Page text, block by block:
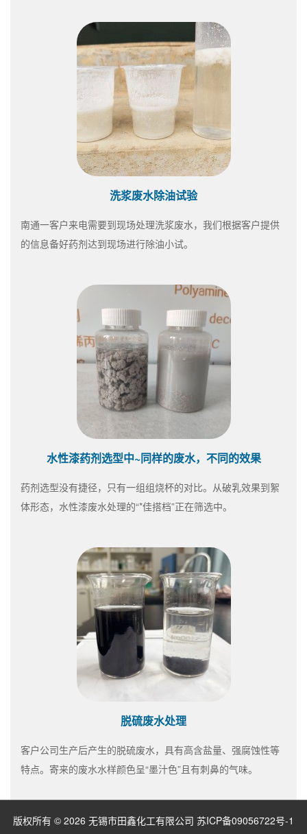
洗浆废水除油试验
南通一客户来电需要到现场处理洗浆废水，我们根据客户提供
的信息备好药剂达到现场进行除油小试。
水性漆药剂选型中~同样的废水，不同的效果
药剂选型没有捷径，只有一组组烧杯的对比。从破乳效果到絮
体形态，水性漆废水处理的“*佳搭档”正在筛选中。
脱硫废水处理
客户公司生产后产生的脱硫废水，具有高含盐量、强腐蚀性等
特点。寄来的废水水样颜色呈“墨汁色”且有刺鼻的气味。
版权所有 © 2026 无锡市田鑫化工有限公司 苏ICP备09056722号-1